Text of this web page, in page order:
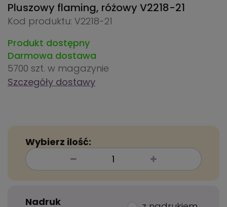
Pluszowy flaming, różowyV2218-21
Kod produktu: V2218-21
Produkt dostępny
Darmowa dostawa
5700 szt. w magazynie
Szczegóły dostawy
Wybierz ilość:
Nadruk